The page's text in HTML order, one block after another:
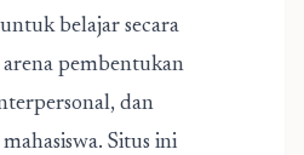
belajar secara
pembentukan
dan
Situs ini